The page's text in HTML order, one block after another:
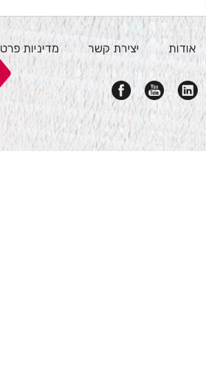
אודות יצירת קשר מדיניות